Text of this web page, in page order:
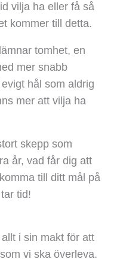
vilja ha eller få så
kommer till detta.
tomhet, en
mer snabb
hål som aldrig
mer att vilja ha
skepp som
år, vad får dig att
till ditt mål på
tid!
i sin makt för att
vi ska överleva.